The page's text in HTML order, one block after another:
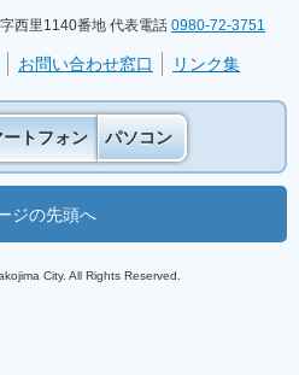
西里1140番地 代表電話 0980-72-3751
お問い合わせ窓口 リンク集
ートフォン パソコン
ジの先頭へ
City. All Rights Reserved.